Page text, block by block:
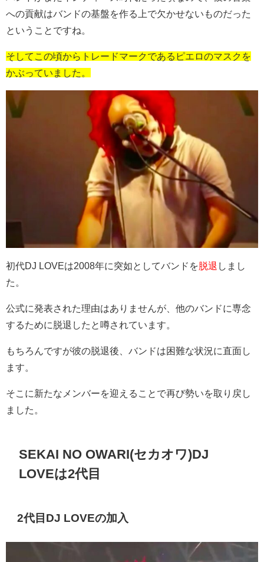
への貢献はバンドの基盤を作る上で欠かせないものだった
ということです​​​​ね。
そしてこの頃からトレードマークであるピエロのマスクを
かぶっていました。
初代DJ LOVEは2008年に突如としてバンドを脱退 しまし
た。
公式に発表された理由はありませんが、他のバンドに専念
するために脱退したと噂されています。
もちろんですが彼の脱退後、バンドは困難な状況に直面し
ます。
そこに新たなメンバーを迎えることで再び勢いを取り戻し
ました​​​​。
SEKAI NO OWARI(セカオワ)DJ
LOVEは2代目
2代目DJ LOVEの加入